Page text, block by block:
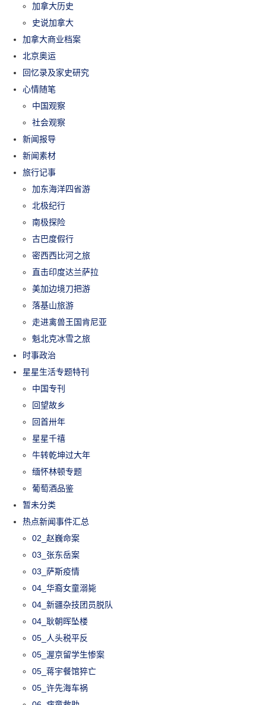
加拿大历史
史说加拿大
加拿大商业档案
北京奥运
回忆录及家史研究
心情随笔
中国观察
社会观察
新闻报导
新闻素材
旅行记事
加东海洋四省游
北极纪行
南极探险
古巴度假行
密西西比河之旅
直击印度达兰萨拉
美加边境刀把游
落基山旅游
走进禽兽王国肯尼亚
魁北克冰雪之旅
时事政治
星星生活专题特刊
中国专刊
回望故乡
回首卅年
星星千禧
牛转乾坤过大年
缅怀林顿专题
葡萄酒品鉴
暂未分类
热点新闻事件汇总
02_赵巍命案
03_张东岳案
03_萨斯疫情
04_华裔女童溺毙
04_新疆杂技团员脱队
04_耿朝晖坠楼
05_人头税平反
05_渥京留学生惨案
05_蒋宇餐馆猝亡
05_许先海车祸